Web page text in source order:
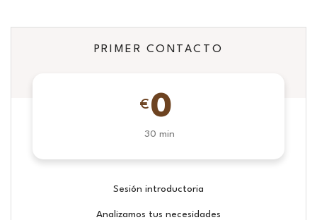
PRIMER CONTACTO
€ 0
30 min
Sesión introductoria
Analizamos tus necesidades